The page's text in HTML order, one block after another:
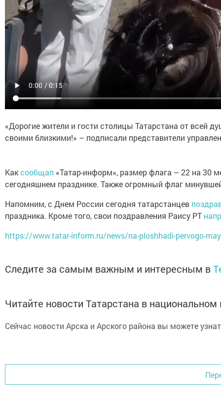
«Дорогие жители и гости столицы Татарстана от всей
своими близкими!» – подписали представители
Каксообщал «Татар-информ», размер флага – 22 на 30
сегодняшнем празднике. Также огромный флаг
Напомним, с Днем России сегодня татарстанцев
праздника. Кроме того, свои поздравления Раису РТ
https://www.tatar-inform.ru/news/na-ploshhadi-pervogo-
Следите за самым важным и интересным в
Читайте новости Татарстана в
Сейчас новости Арска и Арского района вы можете